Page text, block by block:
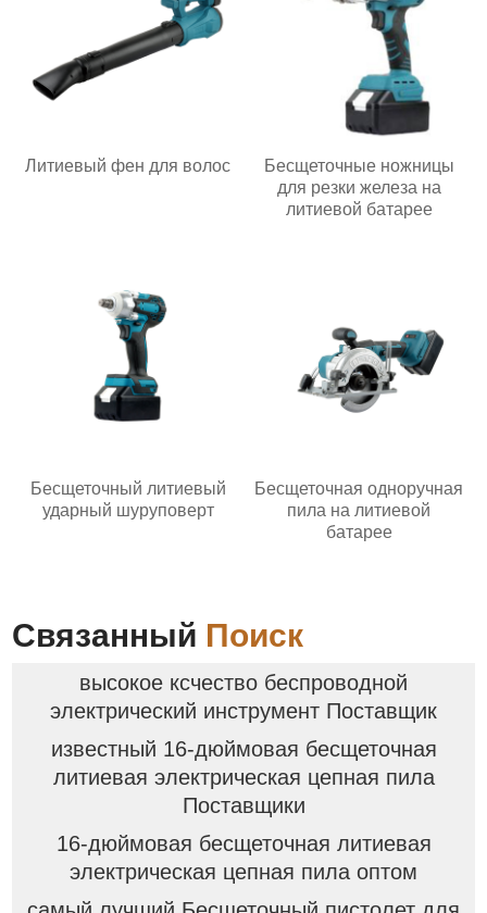
Литиевый фен для волос
Бесщеточные ножницы
для резки железа на
литиевой батарее
Бесщеточный литиевый
ударный шуруповерт
Бесщеточная одноручная
пила на литиевой
батарее
Связанный Поиск
высокое ксчество беспроводной
электрический инструмент Поставщик
известный 16-дюймовая бесщеточная
литиевая электрическая цепная пила
Поставщики
16-дюймовая бесщеточная литиевая
электрическая цепная пила оптом